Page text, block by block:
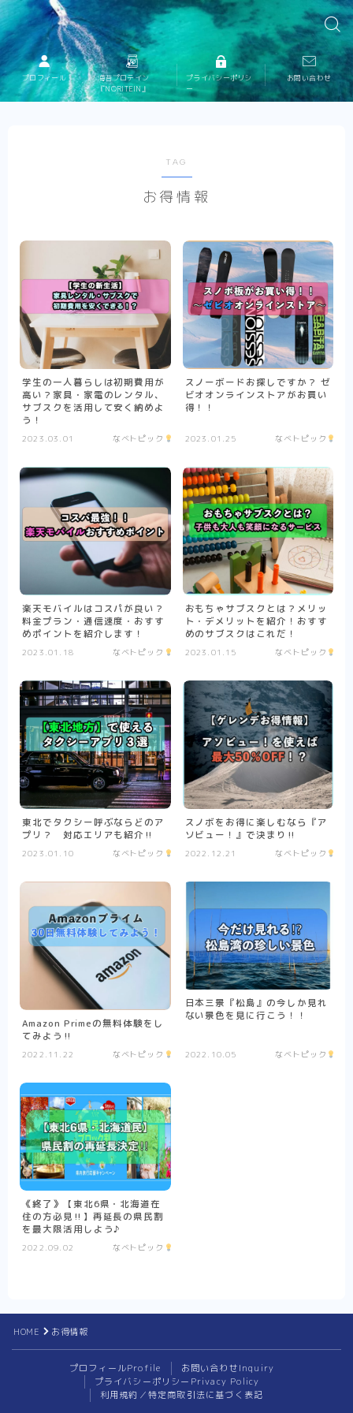
プロフィール
海苔プロテイン
『NORITEIN』
プライバシーポリシ
ー
お問い合わせ
TAG
お得情報
学生の一人暮らしは初期費用が
高い？家具・家電のレンタル、
サブスクを活用して安く納めよ
う！
2023.03.01 なべトピック
スノーボードお探しですか？ ゼ
ビオオンラインストアがお買い
得！！
2023.01.25 なべトピック
楽天モバイルはコスパが良い？
料金プラン・通信速度・おすす
めポイントを紹介します！
2023.01.18 なべトピック
おもちゃサブスクとは？メリッ
ト・デメリットを紹介！おすす
めのサブスクはこれだ！
2023.01.15 なべトピック
東北でタクシー呼ぶならどのア
プリ？ 対応エリアも紹介‼︎
2023.01.10 なべトピック
スノボをお得に楽しむなら『ア
ソビュー！』で決まり‼︎
2022.12.21 なべトピック
Amazon Primeの無料体験をし
てみよう‼︎
2022.11.22 なべトピック
日本三景『松島』の今しか見れ
ない景色を見に行こう！！
2022.10.05 なべトピック
《終了》【東北6県・北海道在
住の方必見‼︎】再延長の県民割
を最大限活用しよう♪
2022.09.02 なべトピック
HOME お得情報
プロフィールProfile お問い合わせInquiry
プライバシーポリシー Privacy Policy
利用規約／特定商取引法に基づく表記